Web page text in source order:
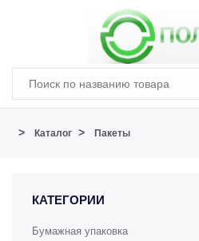
> Каталог > Пакеты
КАТЕГОРИИ
Бумажная упаковка